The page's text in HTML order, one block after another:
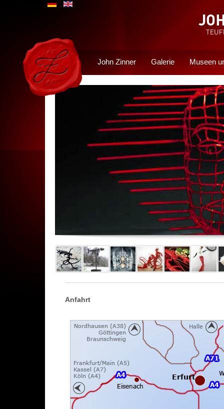
John Zinner Galerie Museen
Anfahrt